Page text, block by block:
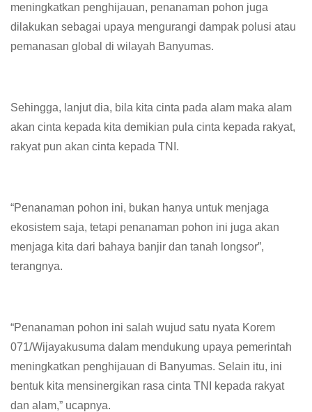
meningkatkan penghijauan, penanaman pohon juga
dilakukan sebagai upaya mengurangi dampak polusi atau
pemanasan global di wilayah Banyumas.
Sehingga, lanjut dia, bila kita cinta pada alam maka alam
akan cinta kepada kita demikian pula cinta kepada rakyat,
rakyat pun akan cinta kepada TNI.
“Penanaman pohon ini, bukan hanya untuk menjaga
ekosistem saja, tetapi penanaman pohon ini juga akan
menjaga kita dari bahaya banjir dan tanah longsor”,
terangnya.
“Penanaman pohon ini salah wujud satu nyata Korem
071/Wijayakusuma dalam mendukung upaya pemerintah
meningkatkan penghijauan di Banyumas. Selain itu, ini
bentuk kita mensinergikan rasa cinta TNI kepada rakyat
dan alam,” ucapnya.